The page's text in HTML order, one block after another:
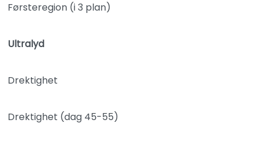
Førsteregion (i 3 plan)
Ultralyd
Drektighet
Drektighet (dag 45-55)